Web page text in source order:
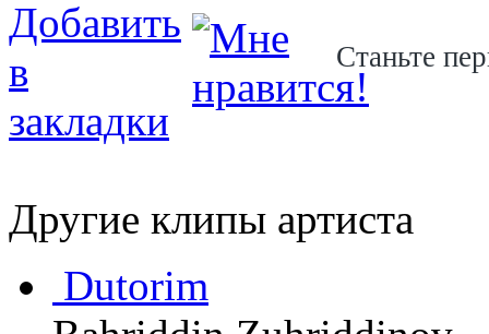
Станьте
Другие клипы артиста
Dutorim